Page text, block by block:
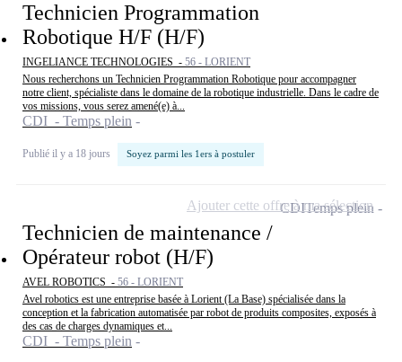
Technicien Programmation
Robotique H/F (H/F)
INGELIANCE TECHNOLOGIES - 56 - LORIENT
Nous recherchons un Technicien Programmation Robotique pour accompagner
notre client, spécialiste dans le domaine de la robotique industrielle. Dans le cadre de
vos missions, vous serez amené(e) à...
CDI - Temps plein
Publié il y a 18 jours Soyez parmi les 1ers à postuler
Technicien de maintenance /
Opérateur robot (H/F)
AVEL ROBOTICS - 56 - LORIENT
Avel robotics est une entreprise basée à Lorient (La Base) spécialisée dans la
conception et la fabrication automatisée par robot de produits composites, exposés à
des cas de charges dynamiques et...
CDI - Temps plein
CDITemps plein
Ajouter cette offre à ma sélection